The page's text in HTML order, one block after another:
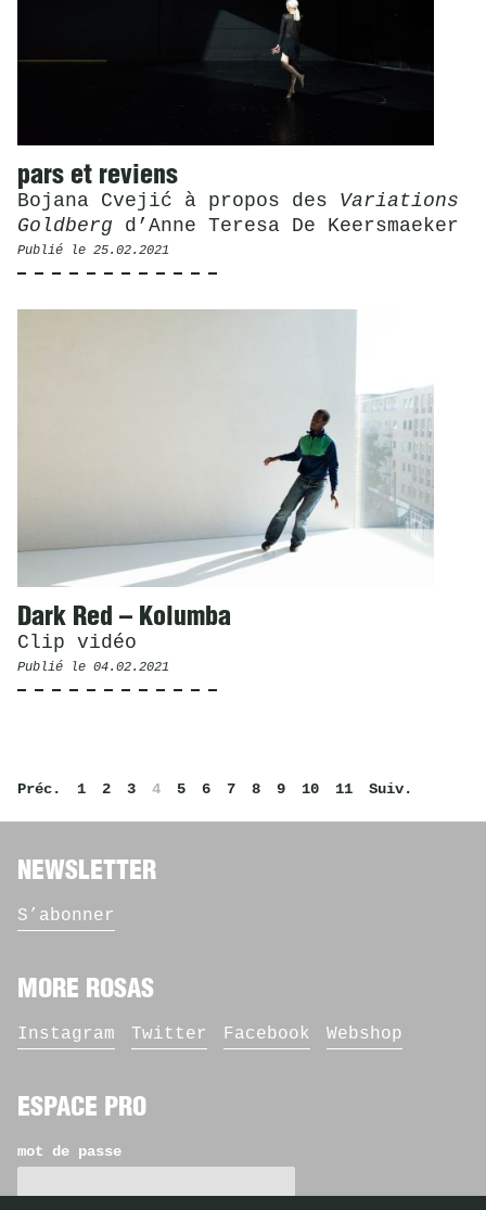
pars et reviens
​​​​​​​Bojana Cvejić à propos des Variations
Goldberg d’Anne Teresa De Keersmaeker
Publié le 25.02.2021
Dark Red – Kolumba
Clip vidéo
Publié le 04.02.2021
Pagination
Préc. 1 2 3 4 5 6 7 8 9 10 11 Suiv.
NEWSLETTER
S’abonner
MORE ROSAS
Instagram Twitter Facebook Webshop
ESPACE PRO
mot de passe